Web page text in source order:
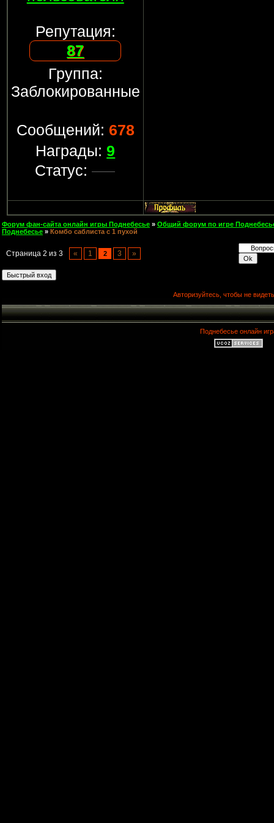
Репутация:
87
Группа:
Заблокированные
Сообщений: 678
Награды:9
Статус:
Форум фан-сайта онлайн игры Поднебесье » Общий форум по игре
Поднебесье » Комбо саблиста с 1 пухой
Страница 2 из 3 « 1 2 3 »
Авторизуйтесь, чтобы не
Поднебесье онлайн